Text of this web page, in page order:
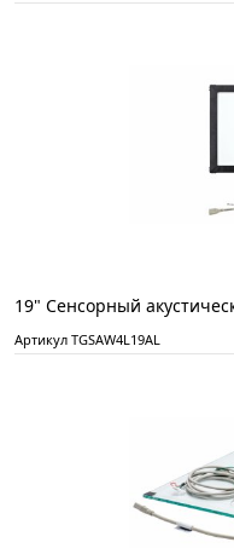
19" Сенсорный
Артикул TGSAW4L19AL